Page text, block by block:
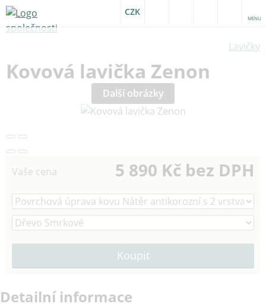
CZK
MENU
Lavičky
Kovová lavička Zenon
Další obrázky
Vaše cena 5 890 Kč bez DPH
Detailní informace